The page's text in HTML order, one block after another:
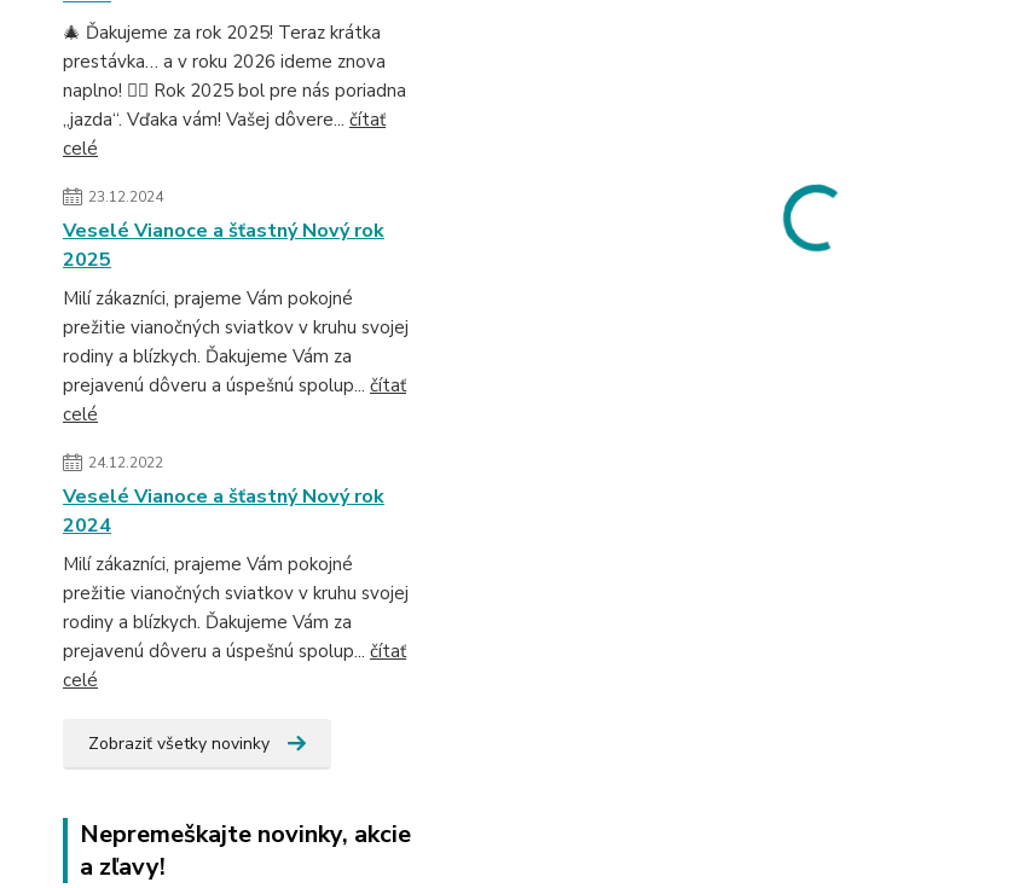
🎄 Ďakujeme za rok 2025! Teraz krátka
prestávka… a v roku 2026 ideme znova
naplno! 🚴‍♂️ Rok 2025 bol pre nás poriadna
„jazda“. Vďaka vám! Vašej dôvere... čítať
celé
23.12.2024
Veselé Vianoce a šťastný Nový rok
2025
Milí zákazníci, prajeme Vám pokojné
prežitie vianočných sviatkov v kruhu svojej
rodiny a blízkych. Ďakujeme Vám za
prejavenú dôveru a úspešnú spolup... čítať
celé
24.12.2022
Veselé Vianoce a šťastný Nový rok
2024
Milí zákazníci, prajeme Vám pokojné
prežitie vianočných sviatkov v kruhu svojej
rodiny a blízkych. Ďakujeme Vám za
prejavenú dôveru a úspešnú spolup... čítať
celé
Zobraziť všetky novinky
Nepremeškajte novinky, akcie
a zľavy!